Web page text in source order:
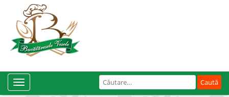
Caută
după:
Toggle
Navigation